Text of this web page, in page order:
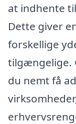
at indhente
Dette giver
forskellige
tilgængelige.
du nemt få